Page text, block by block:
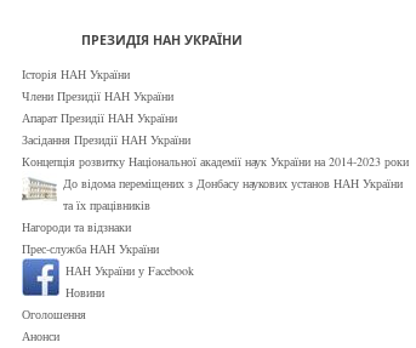
ПРЕЗИДІЯ НАН УКРАЇНИ
Історія НАН України
Члени Президії НАН України
Апарат Президії НАН України
Засідання Президії НАН України
Концепція розвитку Національної академії наук України на 2014-2023 роки
До відома переміщених з Донбасу наукових установ НАН України
та їх працівників
Нагороди та відзнаки
Прес-служба НАН України
НАН України у Facebook
Новини
Оголошення
Анонси